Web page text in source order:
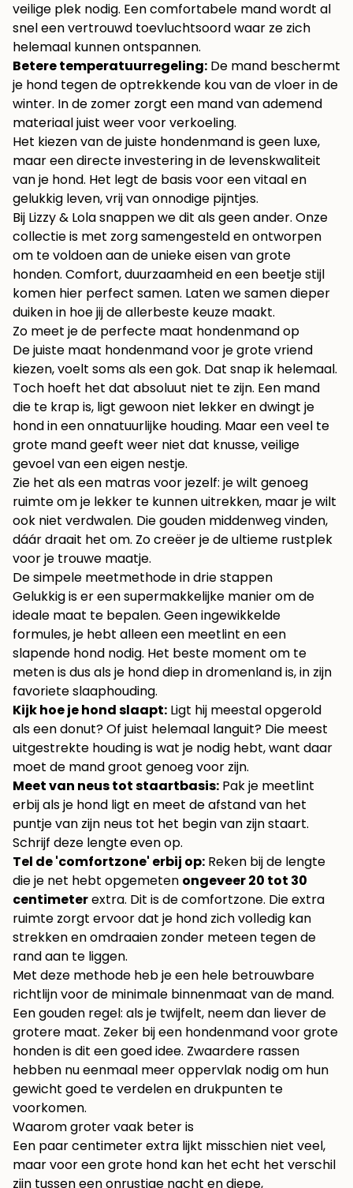
veilige plek nodig. Een comfortabele mand wordt al
snel een vertrouwd toevluchtsoord waar ze zich
helemaal kunnen ontspannen.
Betere temperatuurregeling: De mand beschermt
je hond tegen de optrekkende kou van de vloer in de
winter. In de zomer zorgt een mand van ademend
materiaal juist weer voor verkoeling.
Het kiezen van de juiste hondenmand is geen luxe,
maar een directe investering in de levenskwaliteit
van je hond. Het legt de basis voor een vitaal en
gelukkig leven, vrij van onnodige pijntjes.
Bij Lizzy & Lola snappen we dit als geen ander. Onze
collectie is met zorg samengesteld en ontworpen
om te voldoen aan de unieke eisen van grote
honden. Comfort, duurzaamheid en een beetje stijl
komen hier perfect samen. Laten we samen dieper
duiken in hoe jij de allerbeste keuze maakt.
Zo meet je de perfecte maat hondenmand op
De juiste maat hondenmand voor je grote vriend
kiezen, voelt soms als een gok. Dat snap ik helemaal.
Toch hoeft het dat absoluut niet te zijn. Een mand
die te krap is, ligt gewoon niet lekker en dwingt je
hond in een onnatuurlijke houding. Maar een veel te
grote mand geeft weer niet dat knusse, veilige
gevoel van een eigen nestje.
Zie het als een matras voor jezelf: je wilt genoeg
ruimte om je lekker te kunnen uitrekken, maar je wilt
ook niet verdwalen. Die gouden middenweg vinden,
dáár draait het om. Zo creëer je de ultieme rustplek
voor je trouwe maatje.
De simpele meetmethode in drie stappen
Gelukkig is er een supermakkelijke manier om de
ideale maat te bepalen. Geen ingewikkelde
formules, je hebt alleen een meetlint en een
slapende hond nodig. Het beste moment om te
meten is dus als je hond diep in dromenland is, in zijn
favoriete slaaphouding.
Kijk hoe je hond slaapt: Ligt hij meestal opgerold
als een donut? Of juist helemaal languit? Die meest
uitgestrekte houding is wat je nodig hebt, want daar
moet de mand groot genoeg voor zijn.
Meet van neus tot staartbasis: Pak je meetlint
erbij als je hond ligt en meet de afstand van het
puntje van zijn neus tot het begin van zijn staart.
Schrijf deze lengte even op.
Tel de 'comfortzone' erbij op: Reken bij de lengte
die je net hebt opgemeten ongeveer 20 tot 30
centimeterextra. Dit is de comfortzone. Die extra
ruimte zorgt ervoor dat je hond zich volledig kan
strekken en omdraaien zonder meteen tegen de
rand aan te liggen.
Met deze methode heb je een hele betrouwbare
richtlijn voor de minimale binnenmaat van de mand.
Een gouden regel: als je twijfelt, neem dan liever de
grotere maat. Zeker bij een hondenmand voor grote
honden is dit een goed idee. Zwaardere rassen
hebben nu eenmaal meer oppervlak nodig om hun
gewicht goed te verdelen en drukpunten te
voorkomen.
Waarom groter vaak beter is
Een paar centimeter extra lijkt misschien niet veel,
maar voor een grote hond kan het echt het verschil
zijn tussen een onrustige nacht en diepe,